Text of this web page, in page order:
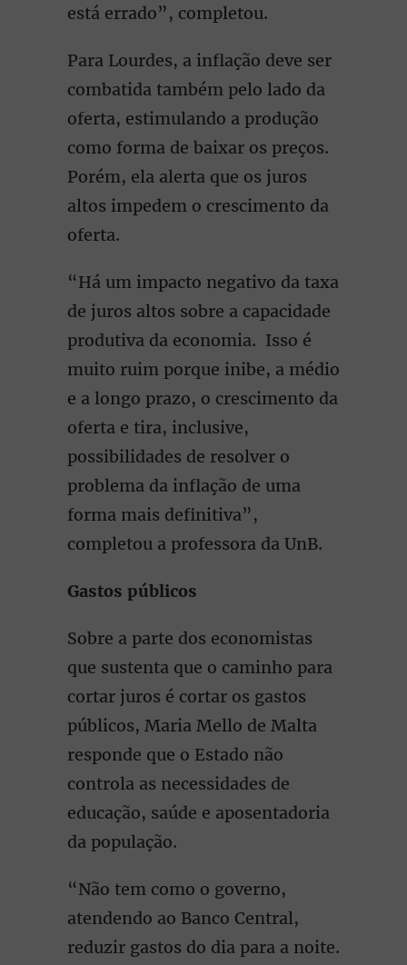
está errado”, completou.
Para Lourdes, a inflação deve ser
combatida também pelo lado da
oferta, estimulando a produção
como forma de baixar os preços.
Porém, ela alerta que os juros
altos impedem o crescimento da
oferta.
“Há um impacto negativo da taxa
de juros altos sobre a capacidade
produtiva da economia. Isso é
muito ruim porque inibe, a médio
e a longo prazo, o crescimento da
oferta e tira, inclusive,
possibilidades de resolver o
problema da inflação de uma
forma mais definitiva”,
completou a professora da UnB.
Gastos públicos
Sobre a parte dos economistas
que sustenta que o caminho para
cortar juros é cortar os gastos
públicos, Maria Mello de Malta
responde que o Estado não
controla as necessidades de
educação, saúde e aposentadoria
da população.
“Não tem como o governo,
atendendo ao Banco Central,
reduzir gastos do dia para a noite.